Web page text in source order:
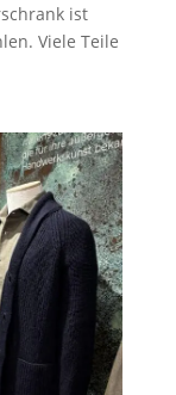
ist
Viele Teile